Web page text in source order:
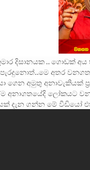
දිසානයක .. ගොඩක්
අතර
ගෙන අමුතු අනාවැකියක්
අනාගතයේදි ලෝකයට
දැන ගන්න මේ වීඩියෝ